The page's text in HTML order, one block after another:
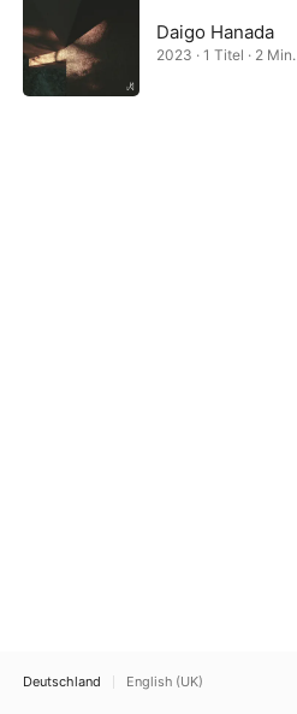
Daigo Hanada
2023 · 1 Titel · 2 Min.
Deutschland English (UK)